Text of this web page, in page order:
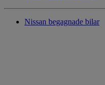
Nissan begagnade bilar